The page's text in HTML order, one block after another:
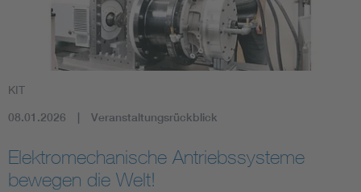
KIT
08.01.2026 Veranstaltungsrückblick
Elektromechanische Antriebssysteme
bewegen die Welt!